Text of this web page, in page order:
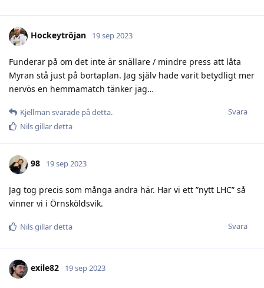
Hockeytröjan 19 sep 2023
Funderar på om det inte är snällare / mindre press att låta
Myran stå just på bortaplan. Jag själv hade varit betydligt mer
nervös en hemmamatch tänker jag…
Svara
Kjellman svarade på detta.
Nilsgillar detta
98 19 sep 2023
Jag tog precis som många andra här. Har vi ett ”nytt LHC” så
vinner vi i Örnsköldsvik.
Svara
Nilsgillar detta
exile82 19 sep 2023